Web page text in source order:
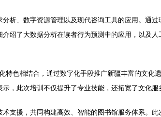
析、数字资源管理以及现代咨询工具的应用。通
绍了大数据分析在读者行为预测中的应用，以及
色相结合，通过数字化手段推广新疆丰富的文化
，此次培训不仅提升了专业技能，还拓宽了文化
支援，共同构建高效、智能的图书馆服务体系。